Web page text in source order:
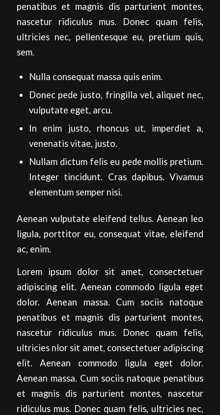
penatibus et magnis dis parturient montes,
nascetur ridiculus mus. Donec quam felis,
ultricies nec, pellentesque eu, pretium quis,
sem.
Nulla consequat massa quis enim.
Donec pede justo, fringilla vel, aliquet nec,
vulputate eget, arcu.
In enim justo, rhoncus ut, imperdiet a,
venenatis vitae, justo.
Nullam dictum felis eu pede mollis pretium.
Integer tincidunt. Cras dapibus. Vivamus
elementum semper nisi.
Aenean vulputate eleifend tellus. Aenean leo
ligula, porttitor eu, consequat vitae, eleifend
ac, enim.
Lorem ipsum dolor sit amet, consectetuer
adipiscing elit. Aenean commodo ligula eget
dolor. Aenean massa. Cum sociis natoque
penatibus et magnis dis parturient montes,
nascetur ridiculus mus. Donec quam felis,
ultricies nlor sit amet, consectetuer adipiscing
elit. Aenean commodo ligula eget dolor.
Aenean massa. Cum sociis natoque penatibus
et magnis dis parturient montes, nascetur
ridiculus mus. Donec quam felis, ultricies nec,